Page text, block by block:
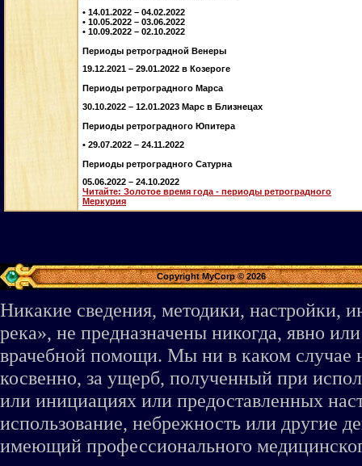
• 14.01.2022 – 04.02.2022
• 10.05.2022 – 03.06.2022
• 10.09.2022 – 02.10.2022
Периоды ретроградной Венеры
19.12.2021 – 29.01.2022 в Козероге
Периоды ретроградного Марса
30.10.2022 – 12.01.2023 Марс в Близнецах
Периоды ретроградного Юпитера
• 29.07.2022 – 24.11.2022
Периоды ретроградного Сатурна
05.06.2022 – 24.10.2022
Читайте: Золотое время года - периоды ретроградного
Меркурия
Copyright MyCorp © 2026
Никакие сведения, методики, настройки,
река», не предназначены никогда, явно
врачебной помощи. Мы ни в каком случае
косвенно, за ущерб, полученный при
или инициациях или предоставленных
использование, небрежность или другие
имеющий профессионального